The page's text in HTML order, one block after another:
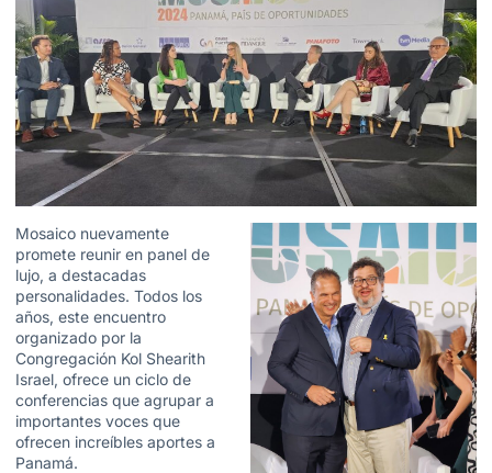
Mosaico nuevamente
promete reunir en panel de
lujo, a destacadas
personalidades. Todos los
años, este encuentro
organizado por la
Congregación Kol Shearith
Israel, ofrece un ciclo de
conferencias que agrupar a
importantes voces que
ofrecen increíbles aportes a
Panamá.